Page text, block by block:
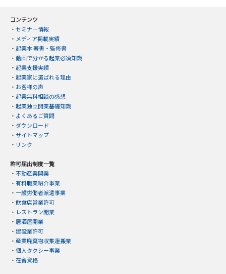
コンテンツ
・ セミナー情報
・ メディア掲載実績
・ 起業本 著書・監修書
・ 動画で分かる起業必須知識
・ 起業支援実績
・ 起業家に選ばれる理由
・ お客様の声
・ 起業無料相談の感想
・ 起業独立開業基礎知識
・ よくあるご質問
・ ダウンロード
・ サイトマップ
・ リンク
許可届出制度一覧
・ 不動産業開業
・ 有料職業紹介事業
・ 一般労働者派遣事業
・ 飲食店営業許可
・ レストラン開業
・ 居酒屋開業
・ 建設業許可
・ 産業廃棄物収集運搬業
・ 個人タクシー事業
・ 在留資格